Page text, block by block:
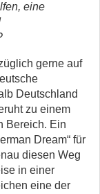
eine
gerne auf
Deutschland
zu einem
Bereich. Ein
Dream“ für
diesen Weg
in einer
eine der